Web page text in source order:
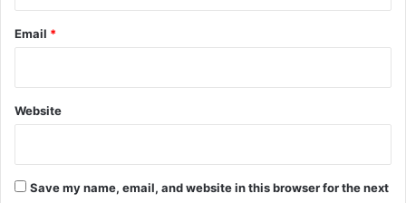
Email *
Website
Save my name, email, and website in this browser for the next